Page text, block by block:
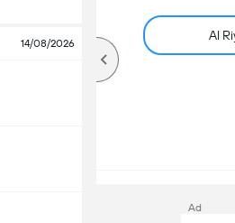
14/08/2026
Al
Ad